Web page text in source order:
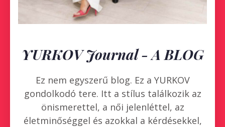
YURKOV Journal - A BLOG
Ez nem egyszerű blog. Ez a YURKOV
gondolkodó tere. Itt a stílus találkozik az
önismerettel, a női jelenléttel, az
életminőséggel és azokkal a kérdésekkel,